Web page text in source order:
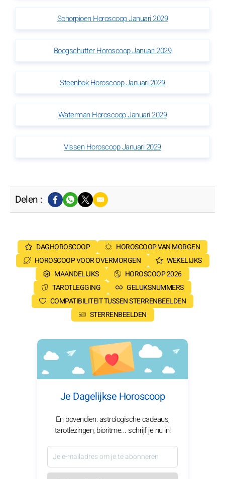
Schorpioen Horoscoop Januari 2029
Boogschutter Horoscoop Januari 2029
Steenbok Horoscoop Januari 2029
Waterman Horoscoop Januari 2029
Vissen Horoscoop Januari 2029
Delen :
DAGHOROSCOOP
HOROSCOOP VAN MORGEN
HOROSCOOP VOOR OVERMORGEN
WEKELIJKS
MAANDELIJKS
HOROSCOOP 2026
TAROTLEGGING
GELUKSNUMMERS
COMPATIBILITEIT TUSSEN STERRENBEELDEN
STERRENBEELDEN
Je Dagelijkse Horoscoop
En bovendien: astrologische cadeaus,
tarotlezingen, bioritme... schrijf je nu in!